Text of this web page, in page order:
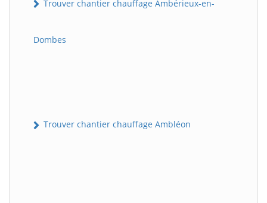
Trouver chantier chauffage Ambérieux-en-
Dombes
Trouver chantier chauffage Ambléon